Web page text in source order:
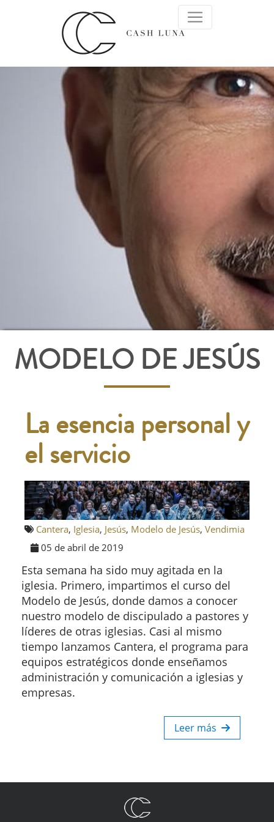
MODELO DE JESÚS
La esencia personal y
el servicio
Cantera, Iglesia, Jesús, Modelo de Jesús, Vendimia
05 de abril de 2019
Esta semana ha sido muy agitada en la
iglesia. Primero, impartimos el curso del
Modelo de Jesús, donde damos a conocer
nuestro modelo de discipulado a pastores y
líderes de otras iglesias. Casi al mismo
tiempo lanzamos Cantera, el programa para
equipos estratégicos donde enseñamos
administración y comunicación a iglesias y
empresas.
Leer más